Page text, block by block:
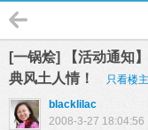
[一锅烩] 【活动通知
典风土人情！
只看楼主
blacklilac
2008-3-27 18:04:56